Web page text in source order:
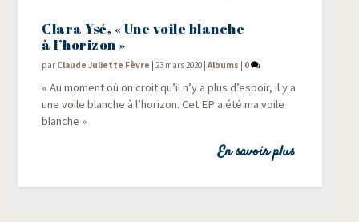
Clara Ysé, « Une voile blanche
à l’horizon »
par Claude Juliette Fèvre |23 mars 2020 |Albums 0
« Au moment où on croit qu’il n’y a plus d’es­poir, il y a
une voile blanche à l’ho­ri­zon. Cet EP a été ma voile
blanche »
En savoir plus